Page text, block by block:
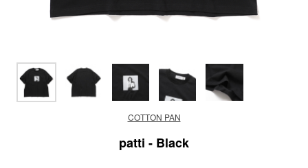
COTTON PAN
patti - Black